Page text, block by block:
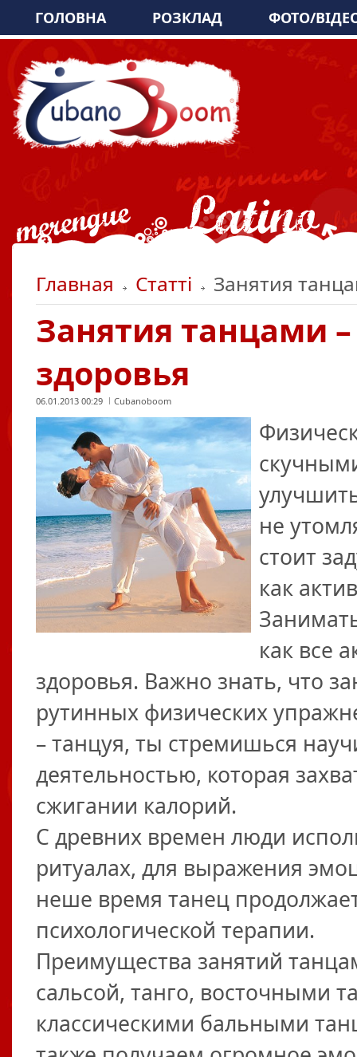
ГОЛОВНА РОЗКЛАД ФОТО/
Главная Статті Занятия
Занятия танцами –
здоровья
06.01.2013 00:29 Cubanoboom
не
стоит
как
как все
здоровья. Важно знать, что
рутинных физических
– танцуя, ты стремишься
деятельностью, которая
сжигании калорий.
С древних времен люди
ритуалах, для выражения
неше время танец
психологической терапии.
Преимущества занятий
сальсой, танго, восточными
классическими бальными